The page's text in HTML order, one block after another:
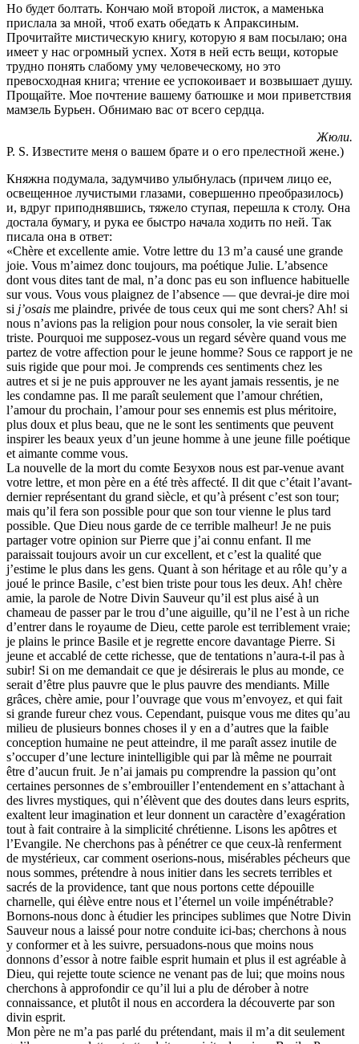
Но будет болтать. Кончаю мой второй листок, а маменька
прислала за мной, чтоб ехать обедать к Апраксиным.
Прочитайте мистическую книгу, которую я вам посылаю; она
имеет у нас огромный успех. Хотя в ней есть вещи, которые
трудно понять слабому уму человеческому, но это
превосходная книга; чтение ее успокоивает и возвышает душу.
Прощайте. Мое почтение вашему батюшке и мои приветствия
мамзель Бурьен. Обнимаю вас от всего сердца.
Жюли.
P. S. Известите меня о вашем брате и о его прелестной жене.)
Княжна подумала, задумчиво улыбнулась (причем лицо ее,
освещенное лучистыми глазами, совершенно преобразилось)
и, вдруг приподнявшись, тяжело ступая, перешла к столу. Она
достала бумагу, и рука ее быстро начала ходить по ней. Так
писала она в ответ:
«Chère et excellente amie. Votre lettre du 13 m’a causé une grande
joie. Vous m’aimez donc toujours, ma poétique Julie. L’absence
dont vous dites tant de mal, n’a donc pas eu son influence habituelle
sur vous. Vous vous plaignez de l’absence — que devrai-je dire moi
si j’osais me plaindre, privée de tous ceux qui me sont chers? Ah! si
nous n’avions pas la religion pour nous consoler, la vie serait bien
triste. Pourquoi me supposez-vous un regard sévère quand vous me
partez de votre affection pour le jeune homme? Sous ce rapport je ne
suis rigide que pour moi. Je comprends ces sentiments chez les
autres et si je ne puis approuver ne les ayant jamais ressentis, je ne
les condamne pas. Il me paraît seulement que l’amour chrétien,
l’amour du prochain, l’amour pour ses ennemis est plus méritoire,
plus doux et plus beau, que ne le sont les sentiments que peuvent
inspirer les beaux yeux d’un jeune homme à une jeune fille poétique
et aimante comme vous.
La nouvelle de la mort du comte Безухов nous est par-venue avant
votre lettre, et mon père en a été très affecté. Il dit que c’était l’avant-
dernier représentant du grand siècle, et qu’à présent c’est son tour;
mais qu’il fera son possible pour que son tour vienne le plus tard
possible. Que Dieu nous garde de ce terrible malheur! Je ne puis
partager votre opinion sur Pierre que j’ai connu enfant. Il me
paraissait toujours avoir un cur excellent, et c’est la qualité que
j’estime le plus dans les gens. Quant à son héritage et au rôle qu’y a
joué le prince Basile, c’est bien triste pour tous les deux. Ah! chère
amie, la parole de Notre Divin Sauveur qu’il est plus aisé à un
chameau de passer par le trou d’une aiguille, qu’il ne l’est à un riche
d’entrer dans le royaume de Dieu, cette parole est terriblement vraie;
je plains le prince Basile et je regrette encore davantage Pierre. Si
jeune et accablé de cette richesse, que de tentations n’aura-t-il pas à
subir! Si on me demandait ce que je désirerais le plus au monde, ce
serait d’être plus pauvre que le plus pauvre des mendiants. Mille
grâces, chère amie, pour l’ouvrage que vous m’envoyez, et qui fait
si grande fureur chez vous. Cependant, puisque vous me dites qu’au
milieu de plusieurs bonnes choses il y en a d’autres que la faible
conception humaine ne peut atteindre, il me paraît assez inutile de
s’occuper d’une lecture inintelligible qui par là même ne pourrait
être d’aucun fruit. Je n’ai jamais pu comprendre la passion qu’ont
certaines personnes de s’embrouiller l’entendement en s’attachant à
des livres mystiques, qui n’élèvent que des doutes dans leurs esprits,
exaltent leur imagination et leur donnent un caractère d’exagération
tout à fait contraire à la simplicité chrétienne. Lisons les apôtres et
l’Evangile. Ne cherchons pas à pénétrer ce que ceux-là renferment
de mystérieux, car comment oserions-nous, misérables pécheurs que
nous sommes, prétendre à nous initier dans les secrets terribles et
sacrés de la providence, tant que nous portons cette dépouille
charnelle, qui élève entre nous et l’éternel un voile impénétrable?
Bornons-nous donc à étudier les principes sublimes que Notre Divin
Sauveur nous a laissé pour notre conduite ici-bas; cherchons à nous
y conformer et à les suivre, persuadons-nous que moins nous
donnons d’essor à notre faible esprit humain et plus il est agréable à
Dieu, qui rejette toute science ne venant pas de lui; que moins nous
cherchons à approfondir ce qu’il lui a plu de dérober à notre
connaissance, et plutôt il nous en accordera la découverte par son
divin esprit.
Mon père ne m’a pas parlé du prétendant, mais il m’a dit seulement